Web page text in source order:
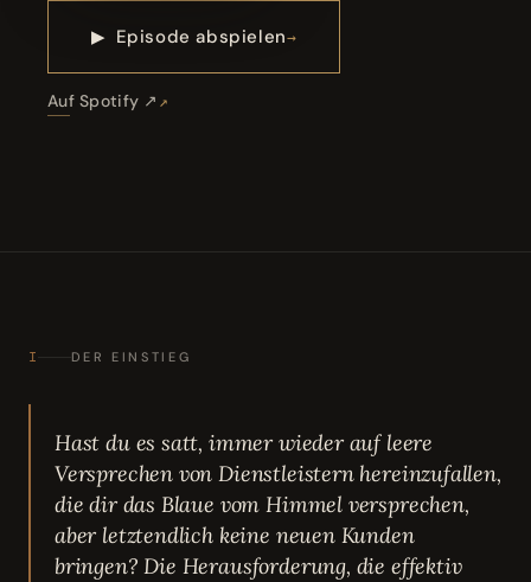
▶ Episode abspielen
Auf Spotify ↗
I DER EINSTIEG
Hast du es satt, immer wieder auf leere
Versprechen von Dienstleistern hereinzufallen,
die dir das Blaue vom Himmel versprechen,
aber letztendlich keine neuen Kunden
bringen? Die Herausforderung, die effektiv